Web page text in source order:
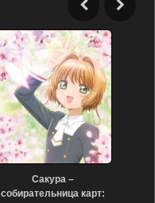
Сакура –
собирательница карт: